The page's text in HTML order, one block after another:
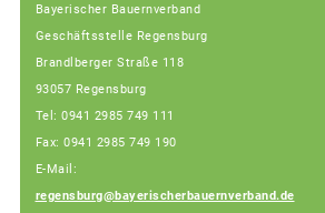
Bayerischer Bauernverband
Geschäftsstelle Regensburg
Brandlberger Straße 118
93057 Regensburg
Tel: 0941 2985 749 111
Fax: 0941 2985 749 190
E-Mail:
regensburg@bayerischerbauernverband.de